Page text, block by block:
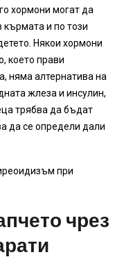
хормони могат да
кърмата и по този
Някои хормони
което прави
няма алтернатива на
жлеза и инсулин,
трябва да бъдат
да се определи дали
при
чрез